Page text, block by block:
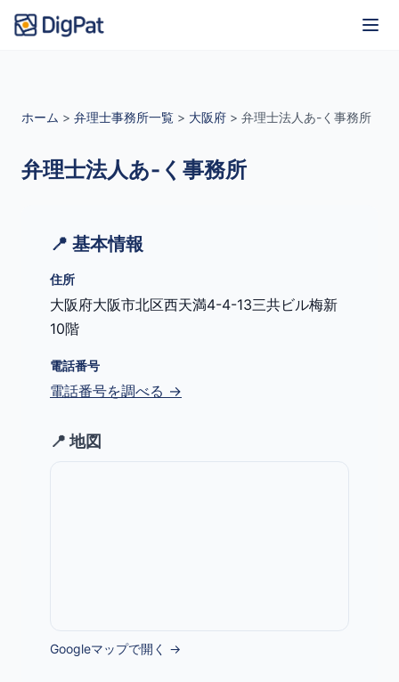
ホーム > 弁理士事務所一覧 > 大阪府 > 弁理士法人あ-く事務所
弁理士法人あ-く事務所
📍 基本情報
住所
大阪府大阪市北区西天満4-4-13三共ビル梅新
10階
電話番号
電話番号を調べる →
📍 地図
Googleマップで開く →